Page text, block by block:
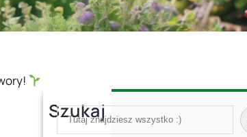
Szukaj
S